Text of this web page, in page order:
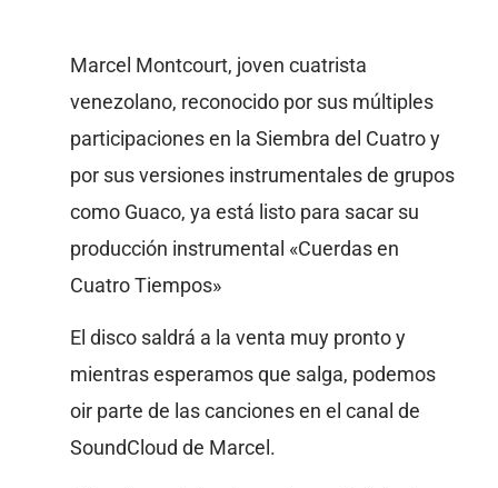
Marcel Montcourt, joven cuatrista
venezolano, reconocido por sus múltiples
participaciones en la Siembra del Cuatro y
por sus versiones instrumentales de grupos
como Guaco, ya está listo para sacar su
producción instrumental «Cuerdas en
Cuatro Tiempos»
El disco saldrá a la venta muy pronto y
mientras esperamos que salga, podemos
oir parte de las canciones en el canal de
SoundCloud de Marcel.